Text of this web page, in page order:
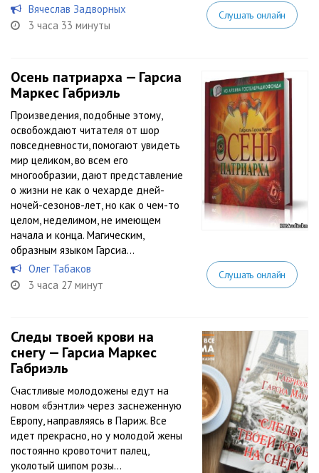
Вячеслав Задворных
3 часа 33 минуты
Слушать онлайн
Осень патриарха — Гарсиа
Маркес Габриэль
Произведения, подобные этому,
освобождают читателя от шор
повседневности, помогают увидеть
мир целиком, во всем его
многообразии, дают представление
о жизни не как о чехарде дней-
ночей-сезонов-лет, но как о чем-то
целом, неделимом, не имеющем
начала и конца. Магическим,
образным языком Гарсиа...
Олег Табаков
3 часа 27 минут
Слушать онлайн
Следы твоей крови на
снегу — Гарсиа Маркес
Габриэль
Счастливые молодожены едут на
новом «бэнтли» через заснеженную
Европу, направляясь в Париж. Все
идет прекрасно, но у молодой жены
постоянно кровоточит палец,
уколотый шипом розы…